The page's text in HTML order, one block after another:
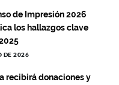
de Impresión 2026
los hallazgos clave
DE 2026
recibirá donaciones y